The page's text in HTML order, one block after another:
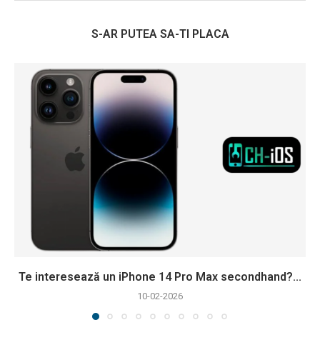
S-AR PUTEA SA-TI PLACA
Te interesează un iPhone 14 Pro Max secondhand?...
10-02-2026